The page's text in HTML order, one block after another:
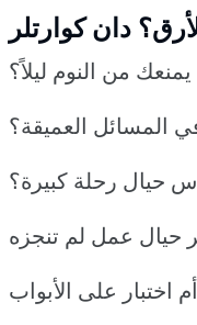
دان كوارتلر
من النوم ليلاً؟
المسائل العميقة؟
حيال رحلة كبيرة؟